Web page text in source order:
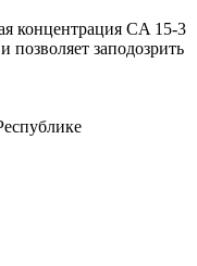
концентрация CA 15-3
заподозрить